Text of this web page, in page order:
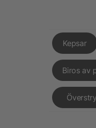
Kepsar
Biros av